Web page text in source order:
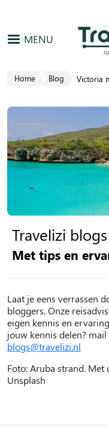
MENU
Home Blog Victoria
Travelizi
Met tips en
Laat je eens verrassen
bloggers. Onze
eigen kennis en
jouw kennis delen?
blogs@travelizi.nl
Foto: Aruba strand. Met
Unsplash